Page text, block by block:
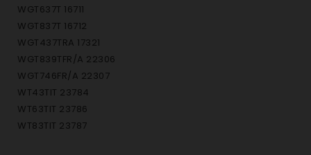
WGT637T 16711
WGT837T 16712
WGT437TRA 17321
WGT839TFR/A 22306
WGT746FR/A 22307
WT43TIT 23784
WT63TIT 23786
WT83TIT 23787